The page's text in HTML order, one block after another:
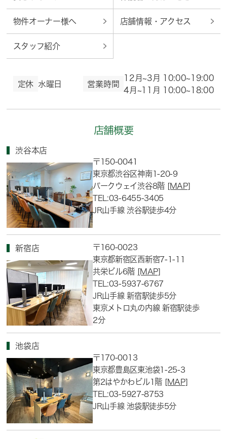
物件オーナー様へ 店舗情報・アクセス
スタッフ紹介
定休 水曜日 営業時間
12月~3月 10:00~19:00
4月~11月 10:00~18:00
店舗概要
渋谷本店
〒150-0041
東京都渋谷区神南1-20-9
パークウェイ渋谷8階 [MAP]
TEL:03-6455-3405
JR山手線 渋谷駅徒歩4分
新宿店
〒160-0023
東京都新宿区西新宿7-1-11
共栄ビル6階 [MAP]
TEL:03-5937-6767
JR山手線 新宿駅徒歩5分
東京メトロ丸の内線 新宿駅徒歩
2分
池袋店
〒170-0013
東京都豊島区東池袋1-25-3
第2はやかわビル1階 [MAP]
TEL:03-5927-8753
JR山手線 池袋駅徒歩5分